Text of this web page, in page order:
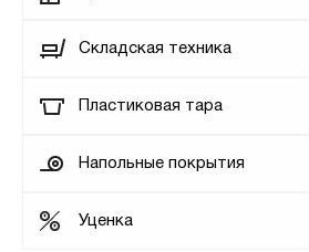
Складская техника
Пластиковая тара
Напольные покрытия
Уценка